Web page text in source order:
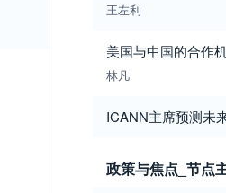
王左利
美国与中国的合作
林凡
ICANN主席预测未
政策与焦点_节点